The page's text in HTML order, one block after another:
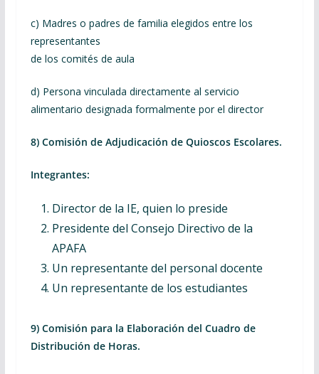
c) Madres o padres de familia elegidos entre los
representantes
de los comités de aula
d) Persona vinculada directamente al servicio
alimentario designada formalmente por el director
8) Comisión de Adjudicación de Quioscos Escolares.
Integrantes:
Director de la IE, quien lo preside
Presidente del Consejo Directivo de la
APAFA
Un representante del personal docente
Un representante de los estudiantes
9) Comisión para la Elaboración del Cuadro de
Distribución de Horas.